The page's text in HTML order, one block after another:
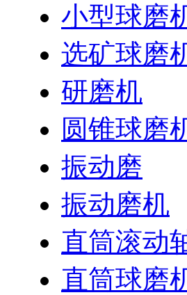
小型球磨
选矿球磨
研磨机
圆锥球磨
振动磨
振动磨机
直筒滚动
直筒球磨